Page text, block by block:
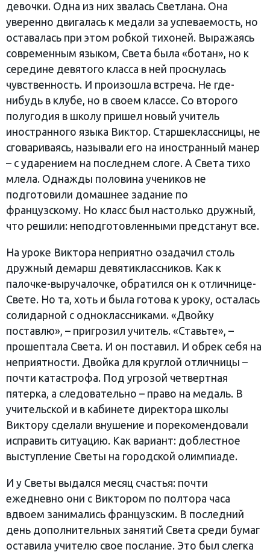
девочки. Одна из них звалась Светлана. Она
уверенно двигалась к медали за успеваемость, но
оставалась при этом робкой тихоней. Выражаясь
современным языком, Света была «ботан», но к
середине девятого класса в ней проснулась
чувственность. И произошла встреча. Не где-
нибудь в клубе, но в своем классе. Со второго
полугодия в школу пришел новый учитель
иностранного языка Виктор. Старшеклассницы, не
сговариваясь, называли его на иностранный манер
– с ударением на последнем слоге. А Света тихо
млела. Однажды половина учеников не
подготовили домашнее задание по
французскому. Но класс был настолько дружный,
что решили: неподготовленными предстанут все.
На уроке Виктора неприятно озадачил столь
дружный демарш девятиклассников. Как к
палочке-выручалочке, обратился он к отличнице-
Свете. Но та, хоть и была готова к уроку, осталась
солидарной с одноклассниками. «Двойку
поставлю», – пригрозил учитель. «Ставьте», –
прошептала Света. И он поставил. И обрек себя на
неприятности. Двойка для круглой отличницы –
почти катастрофа. Под угрозой четвертная
пятерка, а следовательно – право на медаль. В
учительской и в кабинете директора школы
Виктору сделали внушение и порекомендовали
исправить ситуацию. Как вариант: доблестное
выступление Светы на городской олимпиаде.
И у Светы выдался месяц счастья: почти
ежедневно они с Виктором по полтора часа
вдвоем занимались французским. В последний
день дополнительных занятий Света среди бумаг
оставила учителю свое послание. Это был слегка